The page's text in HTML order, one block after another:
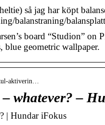
så jag har köpt
balanstraning/
board “Studion” on
blue geometric wallpaper.
aktiverin…
whatever? –
| Hundar iFokus